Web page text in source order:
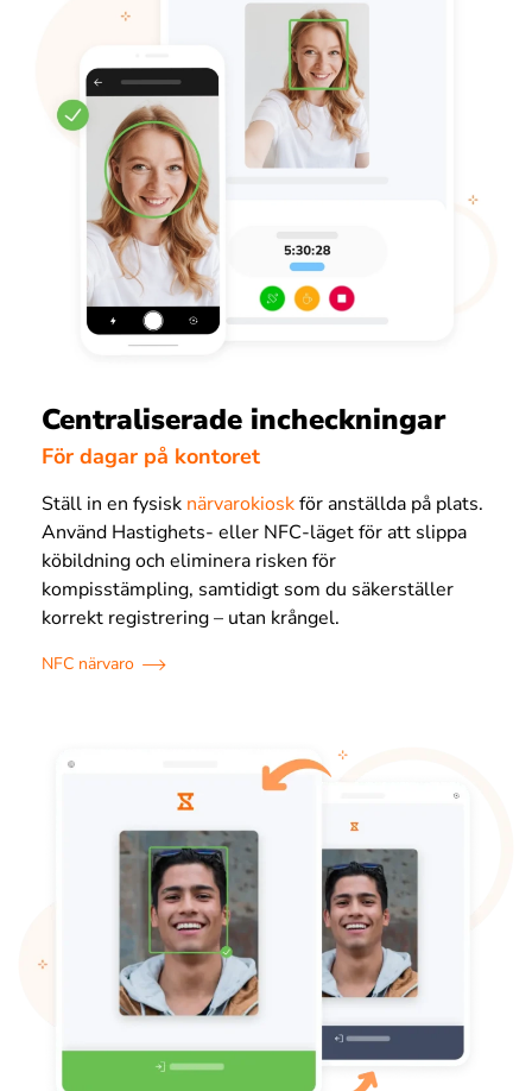
Centraliserade incheckningar
För dagar på kontoret
Ställ in en fysisk närvarokioskför anställda på plats.
Använd Hastighets- eller NFC-läget för att slippa
köbildning och eliminera risken för
kompisstämpling, samtidigt som du säkerställer
korrekt registrering – utan krångel.
NFC närvaro